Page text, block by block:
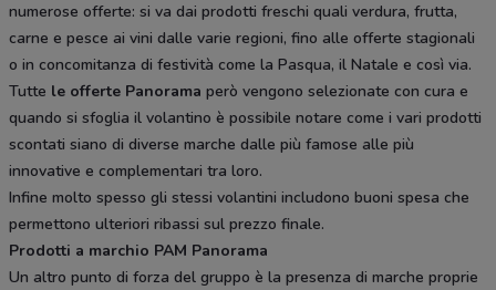
numerose offerte: si va dai prodotti freschi quali verdura, frutta,
carne e pesce ai vini dalle varie regioni, fino alle offerte stagionali
o in concomitanza di festività come la Pasqua, il Natale e così via.
Tutte le offerte Panorama però vengono selezionate con cura e
quando si sfoglia il volantino è possibile notare come i vari prodotti
scontati siano di diverse marche dalle più famose alle più
innovative e complementari tra loro.
Infine molto spesso gli stessi volantini includono buoni spesa che
permettono ulteriori ribassi sul prezzo finale.
Prodotti a marchio PAM Panorama
Un altro punto di forza del gruppo è la presenza di marche proprie